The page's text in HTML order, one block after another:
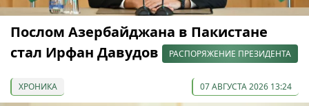
Послом Азербайджана в Пакистане
стал Ирфан Давудов
РАСПОРЯЖЕНИЕ ПРЕЗИДЕНТА
ХРОНИКА 07 АВГУСТА 2026 13:24